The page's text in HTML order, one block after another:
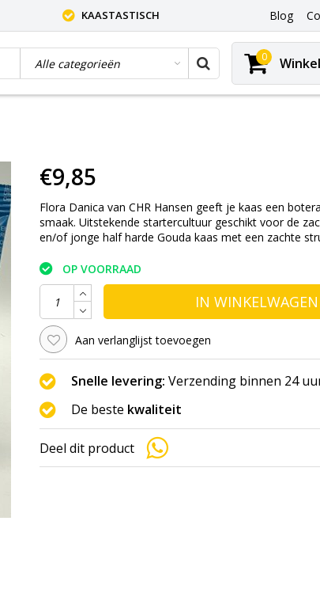
KAASTASTISCH Blog
0
€9,85
Flora Danica van CHR Hansen geeft je kaas een
smaak. Uitstekende startercultuur geschikt voor de
en/of jonge half harde Gouda kaas met een zachte
OP VOORRAAD
IN WINKELWAGEN
Aan verlanglijst toevoegen
Snelle levering: Verzending binnen 24
De beste kwaliteit
Deel dit product